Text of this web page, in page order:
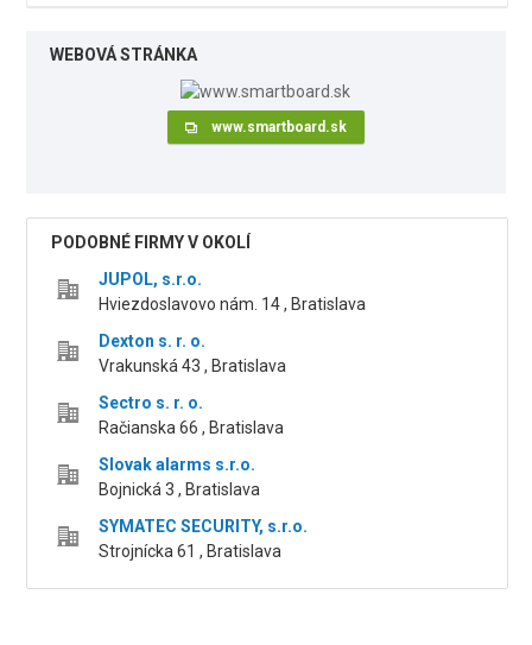
WEBOVÁ STRÁNKA
www.smartboard.sk
PODOBNÉ FIRMY V OKOLÍ
JUPOL, s.r.o.
Hviezdoslavovo nám. 14 , Bratislava
Dexton s. r. o.
Vrakunská 43 , Bratislava
Sectro s. r. o.
Račianska 66 , Bratislava
Slovak alarms s.r.o.
Bojnická 3 , Bratislava
SYMATEC SECURITY, s.r.o.
Strojnícka 61 , Bratislava